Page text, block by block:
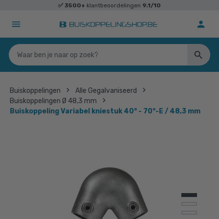
✅ 3500+ klantbeoordelingen 9.1/10
Buiskoppelingen
Alle Gegalvaniseerd
Buiskoppelingen Ø 48,3 mm
Buiskoppeling Variabel kniestuk 40° - 70°-E / 48,3 mm